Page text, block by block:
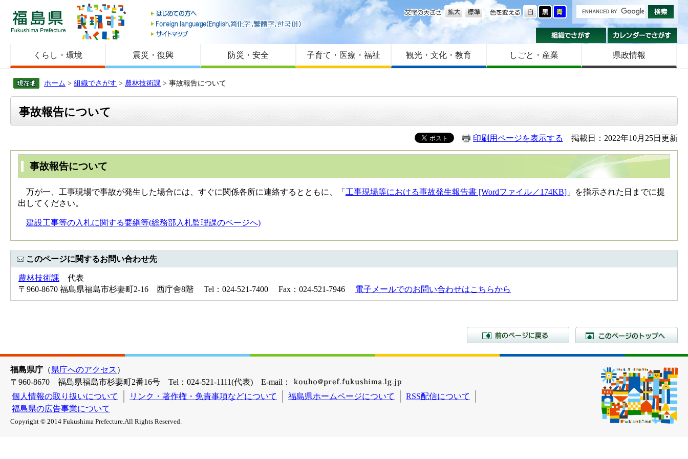
福島県
はじめての方へ
Foreign language
サイトマップ
色を変える
文字の大きさ
組織でさがす
くらし・環境 震災・復興 防災・安全 子育て・医療・福祉 観光・文化・教育 しごと・産業 県政情報
ホーム > 組織でさがす > 農林技術課 > 事故報告について
事故報告について
印刷用ページを表示する 掲載日：2022年10月25日更新
事故報告について
万が一、工事現場で事故が発生した場合には、すぐに関係各所に連絡するとともに、「 工事現場等における事故発生報告書 [Wordファイル／174KB]」を指示された日までに提
出してください。
建設工事等の入札に関する要綱等(総務部入札監理課のページへ)
このページに関するお問い合わせ先
農林技術課 代表
〒960-8670 福島県福島市杉妻町2-16 西庁舎8階 Tel：024-521-7400 Fax：024-521-7946 電子メールでのお問い合わせはこちらから
前のページに戻る
福島県庁 （県庁へのアクセス ）
〒960-8670 福島県福島市杉妻町2番16号 Tel：024-521-1111(代表) E-mail：
個人情報の取り扱いについて
リンク・著作権・免責事項などについて 福島県ホームページについて
RSS配信について
福島県の広告事業について
Copyright © 2014 Fukushima Prefecture.All Rights Reserved.